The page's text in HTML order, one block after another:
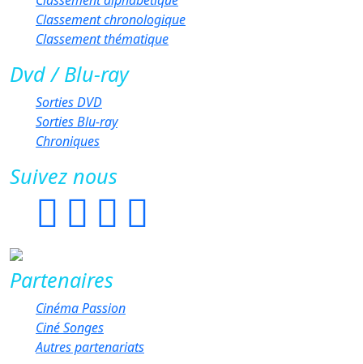
Classement chronologique
Classement thématique
Dvd / Blu-ray
Sorties DVD
Sorties Blu-ray
Chroniques
Suivez nous
Partenaires
Cinéma Passion
Ciné Songes
Autres partenariats